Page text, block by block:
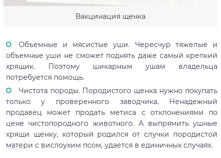
Вакцинация щенка
Объемные и мясистые уши. Чересчур тяжелые и
объемные уши не сможет поднять даже самый крепкий
хрящик. Поэтому шикарным ушам владельца
потребуется помощь.
Чистота породы. Породистого щенка нужно покупать
только у проверенного заводчика. Ненадежный
продавец может продать метиса с отклонениями по
цене чистопородного животного. А выпрямить ушные
хрящи щенку, который родился от случки породистой
матери с вислоухим псом, удается в единичных случаях.